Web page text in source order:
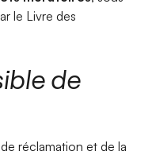
le Livre des
de
réclamation et de la